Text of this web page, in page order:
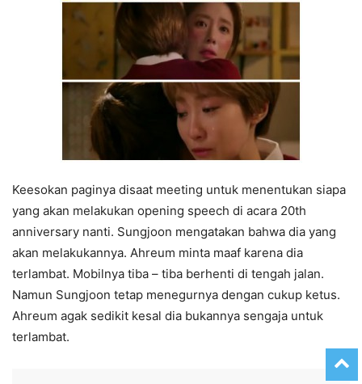
Keesokan paginya disaat meeting untuk menentukan siapa
yang akan melakukan opening speech di acara 20th
anniversary nanti. Sungjoon mengatakan bahwa dia yang
akan melakukannya. Ahreum minta maaf karena dia
terlambat. Mobilnya tiba – tiba berhenti di tengah jalan.
Namun Sungjoon tetap menegurnya dengan cukup ketus.
Ahreum agak sedikit kesal dia bukannya sengaja untuk
terlambat.